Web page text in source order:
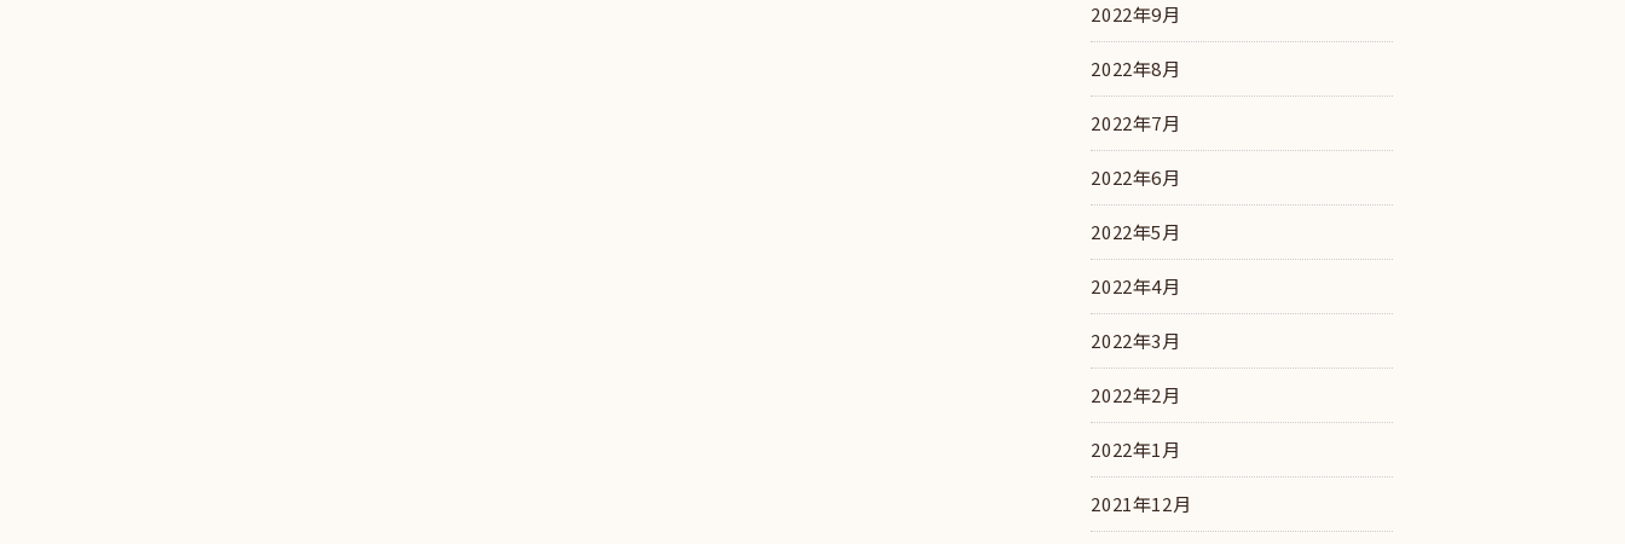
2022年9月
2022年8月
2022年7月
2022年6月
2022年5月
2022年4月
2022年3月
2022年2月
2022年1月
2021年12月